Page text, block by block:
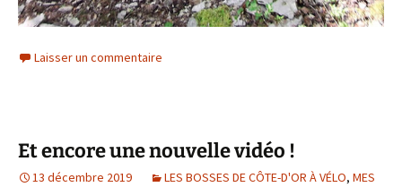
Laisser un commentaire
Et encore une nouvelle vidéo !
13 décembre 2019 LES BOSSES DE CÔTE-D'OR À VÉLO, MES